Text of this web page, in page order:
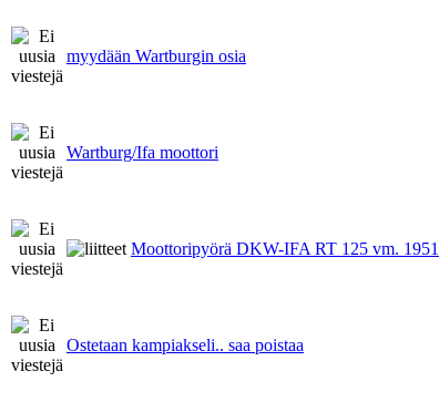
myydään Wartburgin osia
Wartburg/Ifa moottori
Moottoripyörä DKW-IFA RT 125 vm. 1951
Ostetaan kampiakseli.. saa poistaa